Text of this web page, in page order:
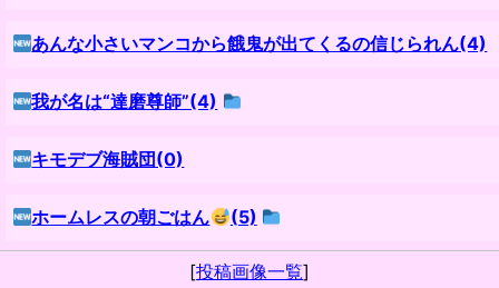
あんな小さいマンコから餓鬼が出てくるの信じられん(4)
我が名は“達磨尊師”(4)
キモデブ海賊団(0)
ホームレスの朝ごはん (5)
[投稿画像一覧]